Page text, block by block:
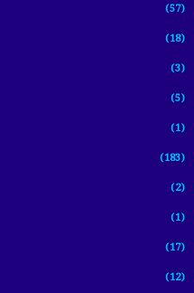
(57)
(18)
(3)
(5)
(1)
(183)
(2)
(1)
(17)
(12)